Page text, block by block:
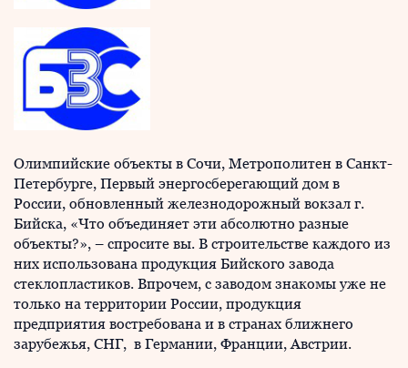
Олимпийские объекты в Сочи, Метрополитен в Санкт-
Петербурге, Первый энергосберегающий дом в
России, обновленный железнодорожный вокзал г.
Бийска, «Что объединяет эти абсолютно разные
объекты?», – спросите вы. В строительстве каждого из
них использована продукция Бийского завода
стеклопластиков. Впрочем, с заводом знакомы уже не
только на территории России, продукция
предприятия востребована и в странах ближнего
зарубежья, СНГ, в Германии, Франции, Австрии.